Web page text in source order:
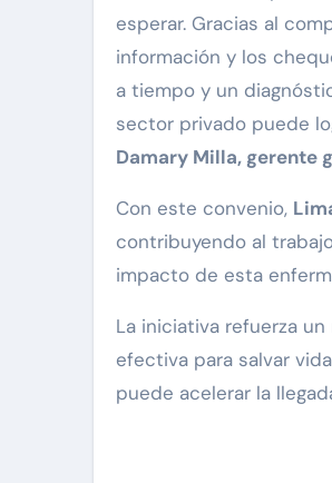
esperar. Gracias al
información y los
a tiempo y un
sector privado puede
Damary Milla, gerente
Con este convenio,
contribuyendo al
impacto de esta
La iniciativa refuerza
efectiva para salvar
puede acelerar la